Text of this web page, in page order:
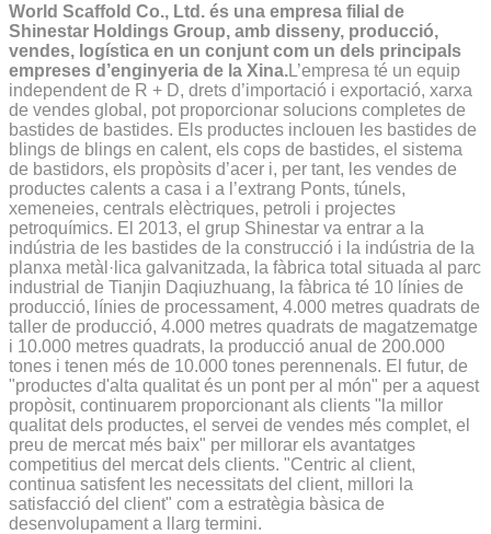
World Scaffold Co., Ltd. és una empresa filial de
Shinestar Holdings Group, amb disseny, producció,
vendes, logística en un conjunt com un dels principals
empreses d’enginyeria de la Xina.L’empresa té un equip
independent de R + D, drets d’importació i exportació, xarxa
de vendes global, pot proporcionar solucions completes de
bastides de bastides. Els productes inclouen les bastides de
blings de blings en calent, els cops de bastides, el sistema
de bastidors, els propòsits d’acer i, per tant, les vendes de
productes calents a casa i a l’extrang Ponts, túnels,
xemeneies, centrals elèctriques, petroli i projectes
petroquímics. El 2013, el grup Shinestar va entrar a la
indústria de les bastides de la construcció i la indústria de la
planxa metàl·lica galvanitzada, la fàbrica total situada al parc
industrial de Tianjin Daqiuzhuang, la fàbrica té 10 línies de
producció, línies de processament, 4.000 metres quadrats de
taller de producció, 4.000 metres quadrats de magatzematge
i 10.000 metres quadrats, la producció anual de 200.000
tones i tenen més de 10.000 tones perennenals. El futur, de
"productes d'alta qualitat és un pont per al món" per a aquest
propòsit, continuarem proporcionant als clients "la millor
qualitat dels productes, el servei de vendes més complet, el
preu de mercat més baix" per millorar els avantatges
competitius del mercat dels clients. "Centric al client,
continua satisfent les necessitats del client, millori la
satisfacció del client" com a estratègia bàsica de
desenvolupament a llarg termini.